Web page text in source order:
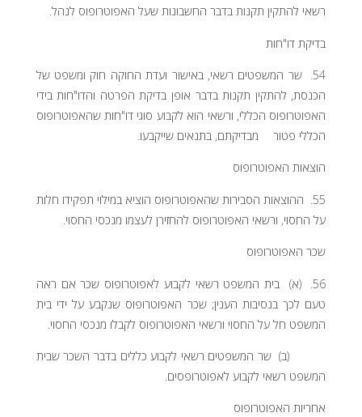
רשאי להתקין תקנות בדבר החשבונות שעל האפוטרופוס לנהל.
בדיקת דו"חות
54. שר המשפטים רשאי, באישור ועדת החוקה חוק ומשפט של
הכנסת, להתקין תקנות בדבר אופן בדיקת הפרטה והדו"חות בידי
האפוטרופוס הכללי, ורשאי הוא לקבוע סוגי דו"חות שהאפוטרופוס
הכללי פטור מבדיקתם, בתנאים שייקבעו.
הוצאות האפוטרופוס
55. ההוצאות הסבירות שהאפוטרופוס הוציא במילוי תפקידו חלות
על החסוי, ורשאי האפוטרופוס להחזירן לעצמו מנכסי החסוי.
שכר האפוטרופוס
56. (א) בית המשפט רשאי לקבוע לאפוטרופוס שכר אם ראה
טעם לכך בנסיבות הענין; שכר האפוטרופוס שנקבע על ידי בית
המשפט חל על החסוי ורשאי האפוטרופוס לקבלו מנכסי החסוי.
(ב) שר המשפטים רשאי לקבוע כללים בדבר השכר שבית
המשפט רשאי לקבוע לאפוטרופסים.
אחריות האפוטרופוס